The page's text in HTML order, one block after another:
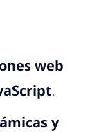
web
.
y